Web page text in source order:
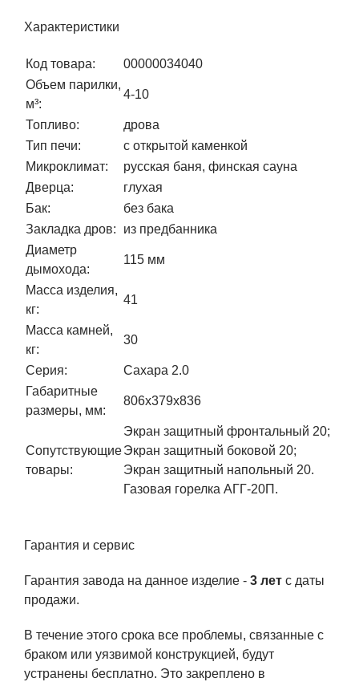
Характеристики
Код товара:
00000034040
Объем парилки,
м³:
4-10
Топливо:
дрова
Тип печи:
с открытой каменкой
Микроклимат:
русская баня, финская сауна
Дверца:
глухая
Бак:
без бака
Закладка дров:
из предбанника
Диаметр
дымохода:
115 мм
Масса изделия,
кг:
41
Масса камней,
кг:
30
Серия:
Сахара 2.0
Габаритные
размеры, мм:
806x379x836
Сопутствующие
товары:
Экран защитный фронтальный 20;
Экран защитный боковой 20;
Экран защитный напольный 20.
Газовая горелка АГГ-20П.
Гарантия и сервис
Гарантия завода на данное изделие - 3 лет с даты
продажи.
В течение этого срока все проблемы, связанные с
браком или уязвимой конструкцией, будут
устранены бесплатно. Это закреплено в